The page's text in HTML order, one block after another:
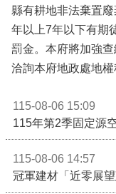
縣有耕地非法棄置
年以上7年以下有期
罰金。本府將加強
115-08-06 15:09
115-08-06 14:57